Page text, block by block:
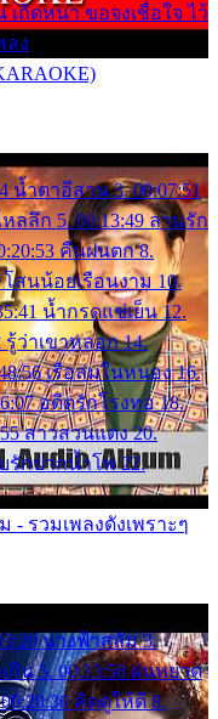
ถิดหนา ขอจงเชื่อใจ ไว้
ลง
น้ำตาอีสาน 3. 00:07:51
ลลึก 5. 00:13:49 ลานรัก
คืนฝนตก 8.
โสนน้อยเรือนงาม 10.
น้ำกรดแช่เย็น 12.
รู้ว่าเขาหลอก 14.
เรือล่มในหนอง 16.
อดีตรักโรงทอ 18.
สาวสวนแตง 20.
รักปากน้ำโพ 22.
รวมเพลงดังเพราะๆ
นางฟ้าสลัม 3.
กิน 5. 00:13:58 ฝนหยาด
คิดดูให้ดี 8.